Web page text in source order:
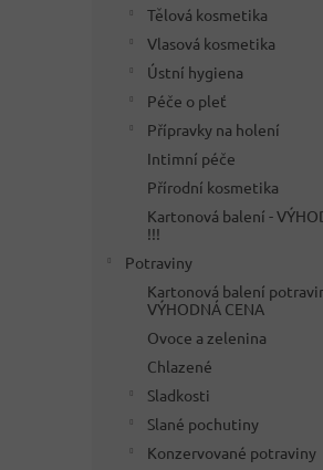
Tělová kosmetika
Vlasová kosmetika
Ústní hygiena
Péče o pleť
Přípravky na holení
Intimní péče
Přírodní kosmetika
Kartonová balení -
!!!
Potraviny
Kartonová balení
VÝHODNÁ CENA
Ovoce a zelenina
Chlazené
Sladkosti
Slané pochutiny
Konzervované potraviny